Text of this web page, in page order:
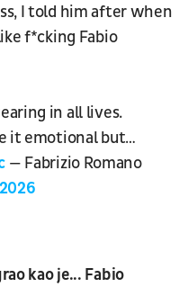
I told him after when
f*cking Fabio
in all lives.
it emotional but…
— Fabrizio Romano
kao je... Fabio